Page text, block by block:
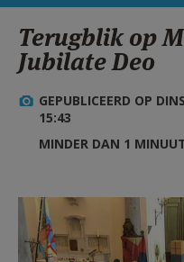
ZOEKEN
HULP
STARTPAGINA
AANMELDEN
Terugblik op
Jubilate Deo
GEPUBLICEERD OP
15:43
MINDER DAN 1